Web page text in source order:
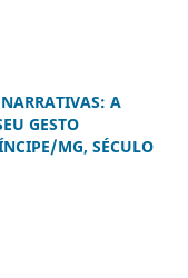
A
GESTO
MG, SÉCULO